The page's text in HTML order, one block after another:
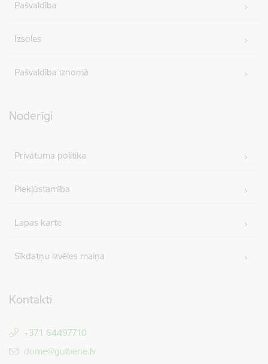
Pašvaldība
Izsoles
Pašvaldība iznomā
Noderīgi
Privātuma politika
Piekļūstamība
Lapas karte
Sīkdatņu izvēles maiņa
Kontakti
+371 64497710
E-pasts:
dome@gulbene.lv